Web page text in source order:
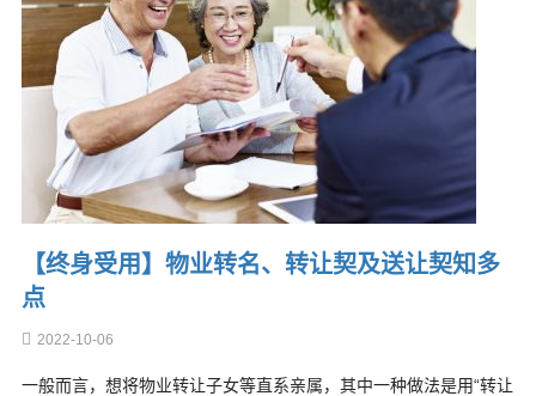
【终身受用】物业转名、转让契及送让契知多
点
2022-10-06
一般而言，想将物业转让子女等直系亲属，其中一种做法是用“转让